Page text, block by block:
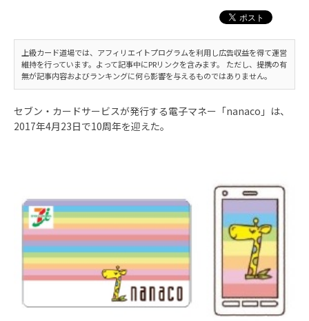
上級カード道場では、アフィリエイトプログラムを利用し広告収益を得て運営
維持を行っています。よって記事中にPRリンクを含みます。 ただし、提携の有
無が記事内容およびランキングに何ら影響を与えるものではありません。
セブン・カードサービスが発行する電子マネー「nanaco」は、
2017年4月23日で10周年を迎えた。